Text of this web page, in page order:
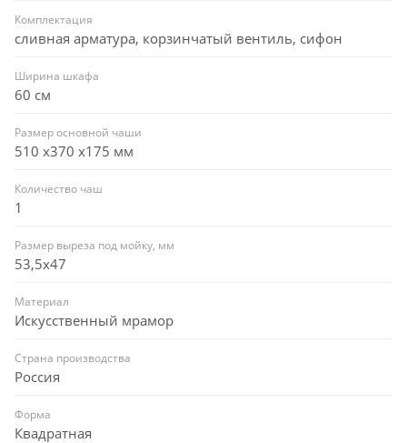
Комплектация
сливная арматура, корзинчатый вентиль, сифон
Ширина шкафа
60 см
Размер основной чаши
510 х370 х175 мм
Количество чаш
1
Размер выреза под мойку, мм
53,5x47
Материал
Искусственный мрамор
Страна производства
Россия
Форма
Квадратная